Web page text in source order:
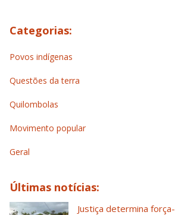
Categorias:
Povos indígenas
Questões da terra
Quilombolas
Movimento popular
Geral
Últimas notícias:
Justiça determina força-